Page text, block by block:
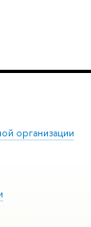
организации